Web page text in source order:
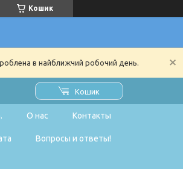
Кошик
в найближчий робочий день.
Кошик
О нас Контакты
Вопросы и ответы!